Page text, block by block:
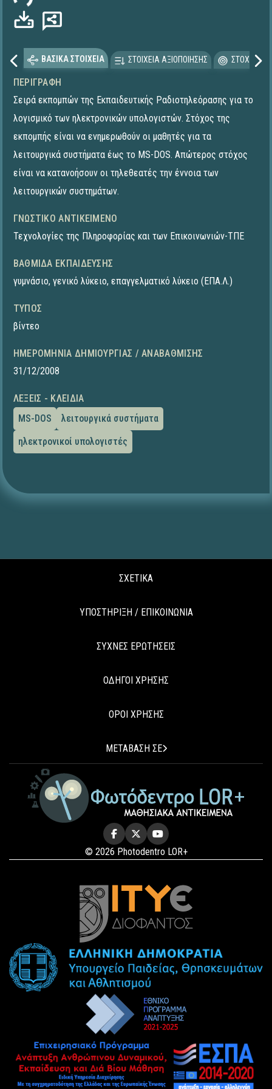
ΒΑΣΙΚΑ ΣΤΟΙΧΕΙΑ ΣΤΟΙΧΕΙΑ ΑΞΙΟΠΟΙΗΣΗΣ
ΠΕΡΙΓΡΑΦΉ
Σειρά εκπομπών της Εκπαιδευτικής Ραδιοτηλεόρασης για το
λογισμικό των ηλεκτρονικών υπολογιστών. Στόχος της
εκπομπής είναι να ενημερωθούν οι μαθητές για τα
λειτουργικά συστήματα έως το MS-DOS. Απώτερος στόχος
είναι να κατανοήσουν οι τηλεθεατές την έννοια των
λειτουργικών συστημάτων.
ΓΝΩΣΤΙΚΌ ΑΝΤΙΚΕΊΜΕΝΟ
Τεχνολογίες της Πληροφορίας και των Επικοινωνιών-ΤΠΕ
ΒΑΘΜΊΔΑ ΕΚΠΑΊΔΕΥΣΗΣ
γυμνάσιο, γενικό λύκειο, επαγγελματικό λύκειο (ΕΠΑ.Λ.)
ΤΎΠΟΣ
βίντεο
ΗΜΕΡΟΜΗΝΊΑ ΔΗΜΙΟΥΡΓΊΑΣ / ΑΝΑΒΆΘΜΙΣΗΣ
31/12/2008
ΛΈΞΕΙΣ - ΚΛΕΙΔΙΆ
MS-DOS
λειτουργικά συστήματα
ηλεκτρονικοί υπολογιστές
ΣΧΕΤΙΚΑ
ΥΠΟΣΤΗΡΙΞΗ / ΕΠΙΚΟΙΝΩΝΙΑ
ΣΥΧΝΕΣ ΕΡΩΤΗΣΕΙΣ
ΟΔΗΓΟΙ ΧΡΗΣΗΣ
ΟΡΟΙ ΧΡΗΣΗΣ
ΜΕΤΑΒΑΣΗ ΣΕ
© 2026 Photodentro LOR+